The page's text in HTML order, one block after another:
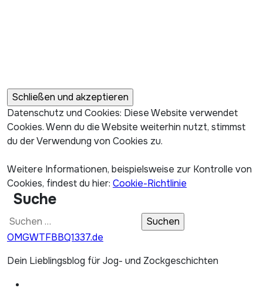
Datenschutz und Cookies: Diese Website verwendet
Cookies. Wenn du die Website weiterhin nutzt, stimmst
du der Verwendung von Cookies zu.
Weitere Informationen, beispielsweise zur Kontrolle von
Cookies, findest du hier: Cookie-Richtlinie
Suche
Suchen
nach:
OMGWTFBBQ1337.de
Dein Lieblingsblog für Jog- und Zockgeschichten